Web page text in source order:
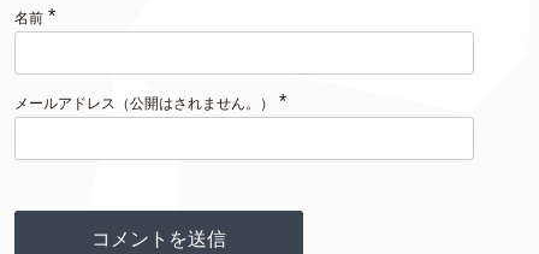
名前 *
メールアドレス（公開はされません。） *